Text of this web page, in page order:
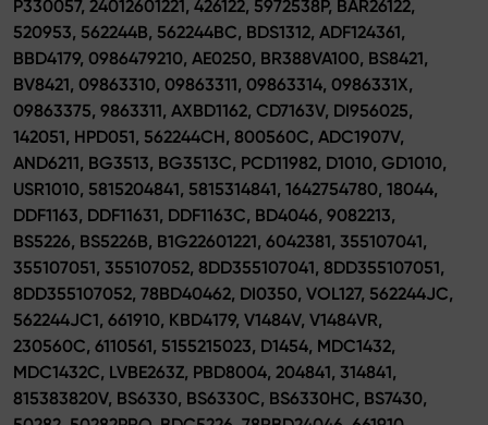
P330057, 24012601221, 426122, 5972538P, BAR26122,
520953, 562244B, 562244BC, BDS1312, ADF124361,
BBD4179, 0986479210, AE0250, BR388VA100, BS8421,
BV8421, 09863310, 09863311, 09863314, 0986331X,
09863375, 9863311, AXBD1162, CD7163V, DI956025,
142051, HPD051, 562244CH, 800560C, ADC1907V,
AND6211, BG3513, BG3513C, PCD11982, D1010, GD1010,
USR1010, 5815204841, 5815314841, 1642754780, 18044,
DDF1163, DDF11631, DDF1163C, BD4046, 9082213,
BS5226, BS5226B, B1G22601221, 6042381, 355107041,
355107051, 355107052, 8DD355107041, 8DD355107051,
8DD355107052, 78BD40462, DI0350, VOL127, 562244JC,
562244JC1, 661910, KBD4179, V1484V, V1484VR,
230560C, 6110561, 5155215023, D1454, MDC1432,
MDC1432C, LVBE263Z, PBD8004, 204841, 314841,
815383820V, BS6330, BS6330C, BS6330HC, BS7430,